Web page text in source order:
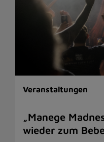
Veranstaltungen
„Manege
wieder zum